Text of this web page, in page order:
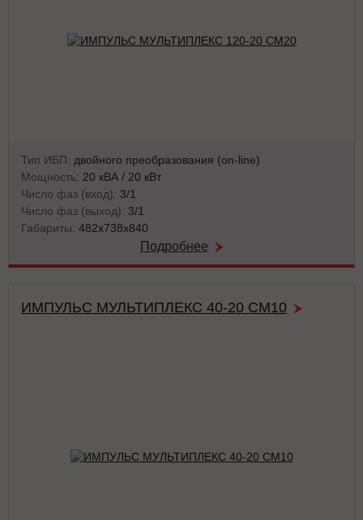
Тип ИБП: двойного преобразования (on-line)
Мощность: 20 кВА / 20 кВт
Число фаз (вход): 3/1
Число фаз (выход): 3/1
Габариты: 482х738х840
Подробнее
ИМПУЛЬС МУЛЬТИПЛЕКС 40-20 СМ10